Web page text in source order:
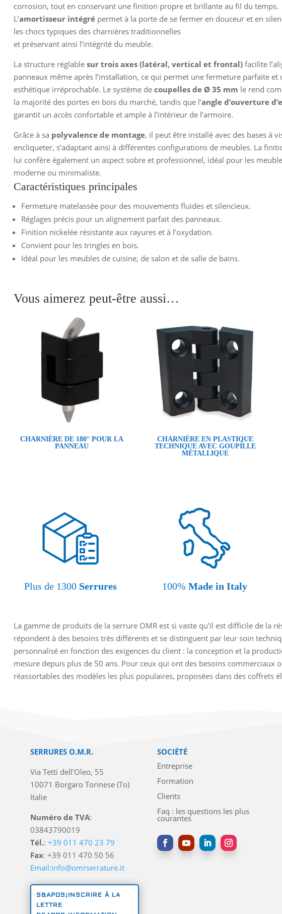
corrosion, tout en conservant une finition propre et brillante au fil du temps.
L’amortisseur intégrépermet à la porte de se fermer en douceur et en
les chocs typiques des charnières traditionnelles
et préservant ainsi l’intégrité du meuble.
La structure réglable sur trois axes (latéral, vertical et frontal)facilite
panneaux même après l’installation, ce qui permet une fermeture parfaite et
esthétique irréprochable. Le système de coupelles de Ø 35 mm le rend
la majorité des portes en bois du marché, tandis que l’angle d’ouverture
garantit un accès confortable et ample à l’intérieur de l’armoire.
Grâce à sa polyvalence de montage, il peut être installé avec des bases à
encliqueter, s’adaptant ainsi à différentes configurations de meubles. La
lui confère également un aspect sobre et professionnel, idéal pour les
moderne ou minimaliste.
Caractéristiques principales
Fermeture matelassée pour des mouvements fluides et silencieux.
Réglages précis pour un alignement parfait des panneaux.
Finition nickelée résistante aux rayures et à l’oxydation.
Convient pour les tringles en bois.
Idéal pour les meubles de cuisine, de salon et de salle de bains.
Vous aimerez peut-être aussi…
CHARNIÈRE DE 180° POUR LA
PANNEAU
CHARNIÈRE EN PLASTIQUE
TECHNIQUE AVEC GOUPILLE
MÉTALLIQUE
Plus de 1300 Serrures 100% Made in Italy
La gamme de produits de la serrure OMR est si vaste qu'il est difficile de la
répondent à des besoins très différents et se distinguent par leur soin
personnalisé en fonction des exigences du client : la conception et la
mesure depuis plus de 50 ans. Pour ceux qui ont des besoins
réassortables des modèles les plus populaires, proposées dans des coffrets
SERRURES O.M.R.
Via Tetti dell'Oleo, 55
10071 Borgaro Torinese (To)
Italie
Numéro de TVA:
03843790019
Tél.:+39 011 470 23 79
Fax: +39 011 470 50 56
Email:info@omrserrature.it
S&APOS;INSCRIRE À LA
LETTRE
SOCIÉTÉ
Entreprise
Formation
Clients
Faq : les questions les plus
courantes